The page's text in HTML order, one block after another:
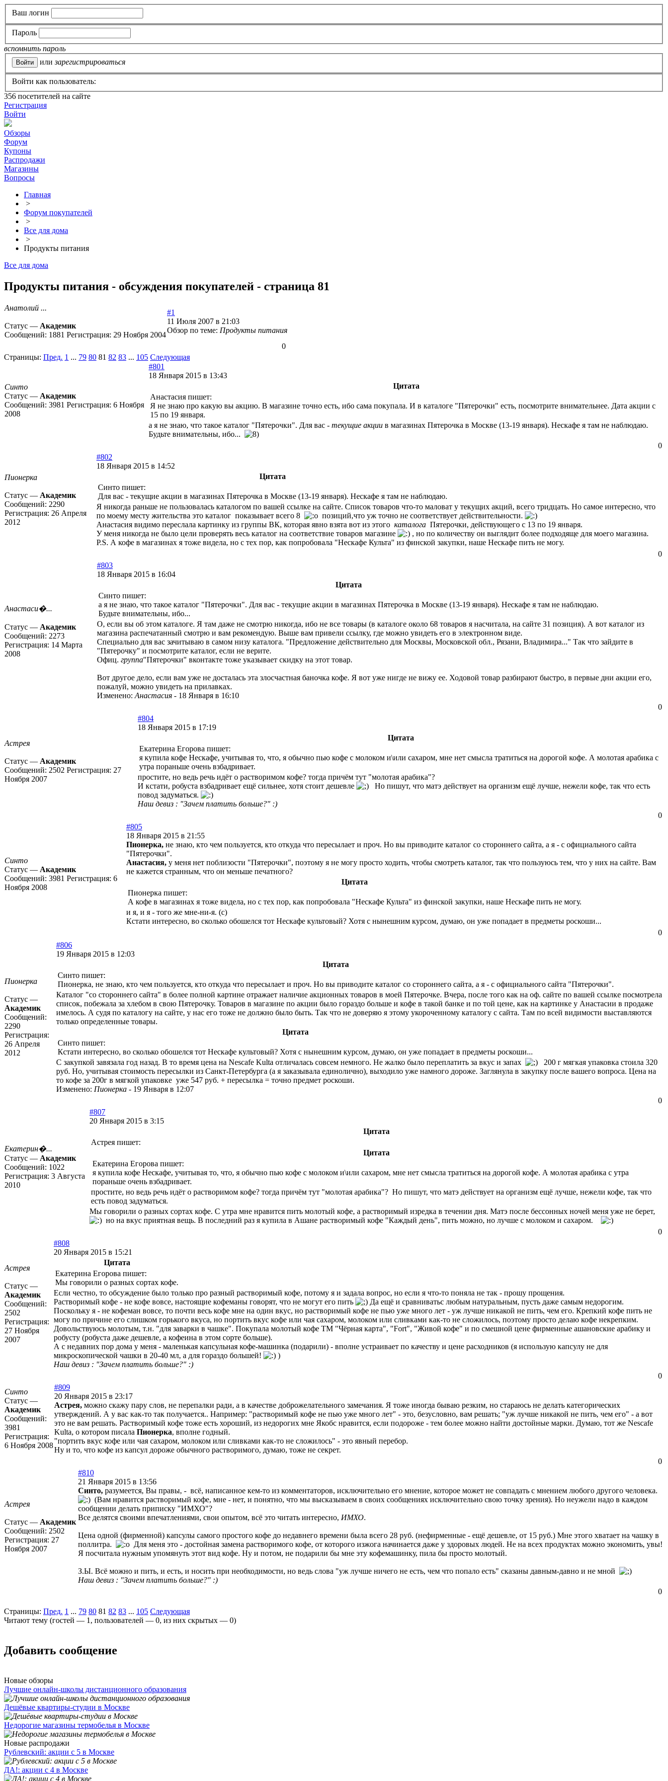
Ваш логин
Пароль
вспомнить пароль
или зарегистрироваться
Войти как пользователь:
356 посетителей на сайте
Регистрация
Войти
Обзоры
Форум
Купоны
Распродажи
Магазины
Вопросы
Главная
>
Форум покупателей
>
Все для дома
>
Продукты питания
Все для дома
Продукты питания - обсуждения покупателей - страница 81
Анатолий ...
Статус — Академик
Сообщений: 1881 Регистрация: 29 Ноября 2004
#1
11 Июля 2007 в 21:03
Обзор по теме: Продукты питания
0
Страницы: Пред. 1 ... 79 80 81 82 83 ... 105 Следующая
Синто
Статус — Академик
Сообщений: 3981 Регистрация: 6 Ноября
2008
#801
18 Января 2015 в 13:43
Цитата
Анастасия пишет:
Я не знаю про какую вы акцию. В магазине точно есть, ибо сама покупала. И в каталоге "Пятерочки" есть, посмотрите внимательнее. Дата акции с
15 по 19 января.
а я не знаю, что такое каталог "Пятерочки". Для вас - текущие акции в магазинах Пятерочка в Москве (13-19 января). Нескафе я там не наблюдаю.
Будьте внимательны, ибо...
0
Пионерка
Статус — Академик
Сообщений: 2290
Регистрация: 26 Апреля
2012
#802
18 Января 2015 в 14:52
Цитата
Синто пишет:
Для вас - текущие акции в магазинах Пятерочка в Москве (13-19 января). Нескафе я там не наблюдаю.
Я никогда раньше не пользовалась каталогом по вашей ссылке на сайте. Список товаров что-то маловат у текущих акций, всего тридцать. Но самое интересно, что
по моему месту жительства это каталог показывает всего 8
позиций,что уж точно не соответствует действительности.
Анастасия видимо переслала картинку из группы ВК, которая явно взята вот из этого каталога Пятерочки, действующего с 13 по 19 января.
У меня никогда не было цели проверять весь каталог на соответствие товаров магазине
, но по количеству он выглядит более подходяще для моего магазина.
P.S. А кофе в магазинах я тоже видела, но с тех пор, как попробовала "Нескафе Культа" из финской закупки, наше Нескафе пить не могу.
0
Анастаси�...
Статус — Академик
Сообщений: 2273
Регистрация: 14 Марта
2008
#803
18 Января 2015 в 16:04
Цитата
Синто пишет:
а я не знаю, что такое каталог "Пятерочки". Для вас - текущие акции в магазинах Пятерочка в Москве (13-19 января). Нескафе я там не наблюдаю.
Будьте внимательны, ибо...
О, если вы об этом каталоге. Я там даже не смотрю никогда, ибо не все товары (в каталоге около 68 товаров я насчитала, на сайте 31 позиция). А вот каталог из
магазина распечатанный смотрю и вам рекомендую. Выше вам привели ссылку, где можно увидеть его в электронном виде.
Специально для вас зачитываю в самом низу каталога. "Предложение действительно для Москвы, Московской обл., Рязани, Владимира..." Так что зайдите в
"Пятерочку" и посмотрите каталог, если не верите.
Офиц. группа"Пятерочки" вконтакте тоже указывает скидку на этот товар.
Вот другое дело, если вам уже не досталась эта злосчастная баночка кофе. Я вот уже нигде не вижу ее. Ходовой товар разбирают быстро, в первые дни акции его,
пожалуй, можно увидеть на прилавках.
Изменено: Анастасия - 18 Января в 16:10
0
Астрея
Статус — Академик
Сообщений: 2502 Регистрация: 27
Ноября 2007
#804
18 Января 2015 в 17:19
Цитата
Екатерина Егорова пишет:
я купила кофе Нескафе, учитывая то, что, я обычно пью кофе с молоком и\или сахаром, мне нет смысла тратиться на дорогой кофе. А молотая арабика с
утра пораньше очень взбадривает.
простите, но ведь речь идёт о растворимом кофе? тогда причём тут "молотая арабика"?
И кстати, робуста взбадривает ещё сильнее, хотя стоит дешевле
Но пишут, что матэ действует на организм ещё лучше, нежели кофе, так что есть
повод задуматься.
Наш девиз : "Зачем платить больше?" :)
0
Синто
Статус — Академик
Сообщений: 3981 Регистрация: 6
Ноября 2008
#805
18 Января 2015 в 21:55
Пионерка, не знаю, кто чем пользуется, кто откуда что пересылает и проч. Но вы приводите каталог со стороннего сайта, а я - с официального сайта
"Пятерочки".
Анастасия, у меня нет поблизости "Пятерочки", поэтому я не могу просто ходить, чтобы смотреть каталог, так что пользуюсь тем, что у них на сайте. Вам
не кажется странным, что он меньше печатного?
Цитата
Пионерка пишет:
А кофе в магазинах я тоже видела, но с тех пор, как попробовала "Нескафе Культа" из финской закупки, наше Нескафе пить не могу.
и я, и я - того же мне-ни-я. (с)
Кстати интересно, во сколько обошелся тот Нескафе культовый? Хотя с нынешним курсом, думаю, он уже попадает в предметы роскоши...
0
Пионерка
Статус —
Академик
Сообщений:
2290
Регистрация:
26 Апреля
2012
#806
19 Января 2015 в 12:03
Цитата
Синто пишет:
Пионерка, не знаю, кто чем пользуется, кто откуда что пересылает и проч. Но вы приводите каталог со стороннего сайта, а я - с официального сайта "Пятерочки".
Каталог "со стороннего сайта" в более полной картине отражает наличие акционных товаров в моей Пятерочке. Вчера, после того как на оф. сайте по вашей ссылке посмотрела
список, побежала за хлебом в свою Пятерочку. Товаров в магазине по акции было гораздо больше и кофе в такой банке и по той цене, как на картинке у Анастасии в продаже
имелось. А судя по каталогу на сайте, у нас его тоже не должно было быть. Так что не доверяю я этому укороченному каталогу с сайта. Там по всей видимости выставляются
только определенные товары.
Цитата
Синто пишет:
Кстати интересно, во сколько обошелся тот Нескафе культовый? Хотя с нынешним курсом, думаю, он уже попадает в предметы роскоши...
С закупкой завязала год назад. В то время цена на Nescafe Kulta отличалась совсем немного. Не жалко было переплатить за вкус и запах
200 г мягкая упаковка стоила 320
руб. Но, учитывая стоимость пересылки из Санкт-Петербурга (а я заказывала единолично), выходило уже намного дороже. Заглянула в закупку после вашего вопроса. Цена на
то кофе за 200г в мягкой упаковке уже 547 руб. + пересылка = точно предмет роскоши.
Изменено: Пионерка - 19 Января в 12:07
0
Екатерин�...
Статус — Академик
Сообщений: 1022
Регистрация: 3 Августа
2010
#807
20 Января 2015 в 3:15
Цитата
Астрея пишет:
Цитата
Екатерина Егорова пишет:
я купила кофе Нескафе, учитывая то, что, я обычно пью кофе с молоком и\или сахаром, мне нет смысла тратиться на дорогой кофе. А молотая арабика с утра
пораньше очень взбадривает.
простите, но ведь речь идёт о растворимом кофе? тогда причём тут "молотая арабика"? Но пишут, что матэ действует на организм ещё лучше, нежели кофе, так что
есть повод задуматься.
Мы говорили о разных сортах кофе. С утра мне нравится пить молотый кофе, а растворимый изредка в течении дня. Матэ после бессонных ночей меня уже не берет,
но на вкус приятная вещь. В последний раз я купила в Ашане растворимый кофе "Каждый день", пить можно, но лучше с молоком и сахаром.
0
Астрея
Статус —
Академик
Сообщений:
2502
Регистрация:
27 Ноября
2007
#808
20 Января 2015 в 15:21
Цитата
Екатерина Егорова пишет:
Мы говорили о разных сортах кофе.
Если честно, то обсуждение было только про разный растворимый кофе, потому я и задала вопрос, но если я что-то поняла не так - прошу прощения.
Растворимый кофе - не кофе вовсе, настоящие кофеманы говорят, что не могут его пить
Да ещё и сравниватьс любым натуральным, пусть даже самым недорогим.
Поскольку я - не кофеман вовсе, то почти весь кофе мне на один вкус, но растворимый кофе не пью уже много лет - уж лучше никакой не пить, чем его. Крепкий кофе пить не
могу по причине его слишком горького вкуса, но портить вкус кофе или чая сахаром, молоком или сливками как-то не сложилось, поэтому просто делаю кофе некрепким.
Довольствуюсь молотым, т.н. "для заварки в чашке". Покупала молотый кофе ТМ "Чёрная карта", "Fort", "Живой кофе" и по смешной цене фирменные ашановские арабику и
робусту (робуста даже дешевле, а кофеина в этом сорте больше).
А с недавних пор дома у меня - маленькая капсульная кофе-машинка (подарили) - вполне устраивает по качеству и цене расходников (я использую капсулу не для
микроскопической чашки в 20-40 мл, а для гораздо большей!
)
Наш девиз : "Зачем платить больше?" :)
0
Синто
Статус —
Академик
Сообщений:
3981
Регистрация:
6 Ноября 2008
#809
20 Января 2015 в 23:17
Астрея, можно скажу пару слов, не перепалки ради, а в качестве доброжелательного замечания. Я тоже иногда бываю резким, но стараюсь не делать категорических
утверждений. А у вас как-то так получается.. Например: "растворимый кофе не пью уже много лет" - это, безусловно, вам решать; "уж лучше никакой не пить, чем его" - а вот
это не вам решать. Растворимый кофе тоже есть хороший, из недорогих мне Якобс нравится, если подороже - тем более можно найти достойные марки. Думаю, тот же Nescafe
Kulta, о котором писала Пионерка, вполне годный.
"портить вкус кофе или чая сахаром, молоком или сливками как-то не сложилось" - это явный перебор.
Ну и то, что кофе из капсул дороже обычного растворимого, думаю, тоже не секрет.
0
Астрея
Статус — Академик
Сообщений: 2502
Регистрация: 27
Ноября 2007
#810
21 Января 2015 в 13:56
Синто, разумеется, Вы правы, - всё, написанное кем-то из комментаторов, исключительно его мнение, которое может не совпадать с мнением любого другого человека.
(Вам нравится растворимый кофе, мне - нет, и понятно, что мы высказываем в своих сообщениях исключительно свою точку зрения). Но неужели надо в каждом
сообщении делать приписку "ИМХО"?
Все делятся своими впечатлениями, свои опытом, всё это читать интересно, ИМХО.
Цена одной (фирменной) капсулы самого простого кофе до недавнего времени была всего 28 руб. (нефирменные - ещё дешевле, от 15 руб.) Мне этого хватает на чашку в
поллитра.
Для меня это - достойная замена растворимого кофе, от которого изжога начинается даже у здоровых людей. Не на всех продуктах можно экономить, увы!
Я посчитала нужным упомянуть этот вид кофе. Ну и потом, не подарили бы мне эту кофемашинку, пила бы просто молотый.
З.Ы. Всё можно и пить, и есть, и носить при необходимости, но ведь слова "уж лучше ничего не есть, чем что попало есть" сказаны давным-давно и не мной
Наш девиз : "Зачем платить больше?" :)
0
Страницы: Пред. 1 ... 79 80 81 82 83 ... 105 Следующая
Читают тему (гостей — 1 , пользователей — 0, из них скрытых — 0)
Добавить сообщение
Новые обзоры
Лучшие онлайн-школы дистанционного образования
Дешёвые квартиры-студии в Москве
Недорогие магазины термобелья в Москве
Новые распродажи
Рублевский: акции с 5 в Москве
ДА!: акции с 4 в Москве